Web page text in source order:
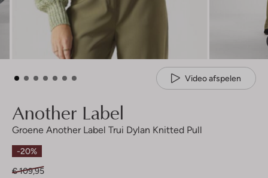
Video afspelen
Another Label
Groene Another Label Trui Dylan Knitted Pull
-20%
€ 109,95